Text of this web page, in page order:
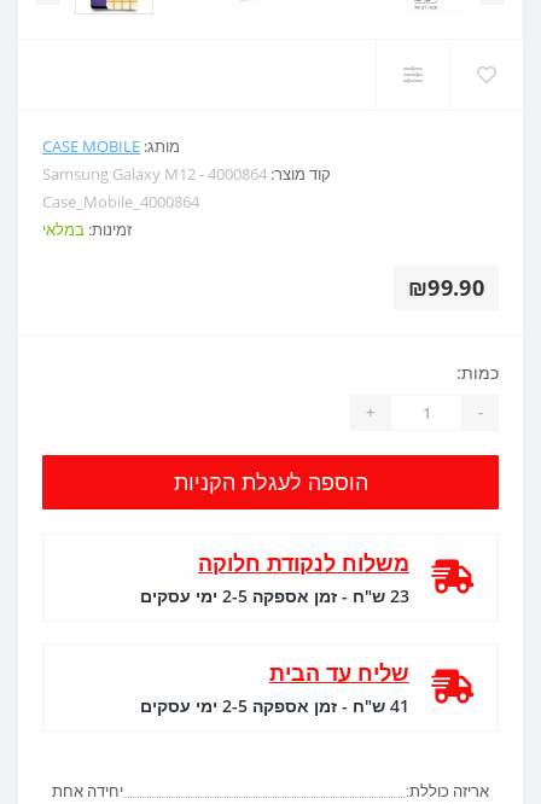
מותג: CASE MOBILE
קוד מוצר: Samsung Galaxy M12 - 4000864
Case_Mobile_4000864
זמינות: במלאי
₪99.90
אריזה כוללת:
יחידה אחת
כמות:
-
+
הוספה לעגלת הקניות
משלוח לנקודת חלוקה
23 ש"ח - זמן אספקה 2-5 ימי עסקים
שליח עד הבית
41 ש"ח - זמן אספקה 2-5 ימי עסקים